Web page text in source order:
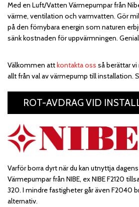
Med en Luft/Vatten Värmepumpar från
värme, ventilation och varmvatten. Gör
på den förnybara energin som naturen
sänk kostnaden för uppvärmningen.
Välkommen attkontakta oss så berättar
allt från val av värmepump till installation.
ROT-AVDRAG VID
Varför borra dyrt när du kan utnyttja
Värmepumpar från NIBE, ex NIBE F2120
320. I mindre fastigheter går även F2040
alternativ.